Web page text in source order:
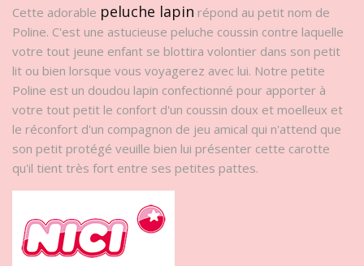
Cette adorable peluche lapin répond au petit nom de
Poline. C'est une astucieuse peluche coussin contre laquelle
votre tout jeune enfant se blottira volontier dans son petit
lit ou bien lorsque vous voyagerez avec lui. Notre petite
Poline est un doudou lapin confectionné pour apporter à
votre tout petit le confort d'un coussin doux et moelleux et
le réconfort d'un compagnon de jeu amical qui n'attend que
son petit protégé veuille bien lui présenter cette carotte
qu'il tient très fort entre ses petites pattes.